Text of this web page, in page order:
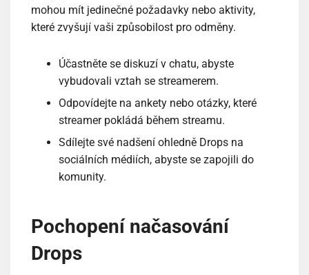
mohou mít jedinečné požadavky nebo aktivity,
které zvyšují vaši způsobilost pro odměny.
Účastněte se diskuzí v chatu, abyste
vybudovali vztah se streamerem.
Odpovídejte na ankety nebo otázky, které
streamer pokládá během streamu.
Sdílejte své nadšení ohledně Drops na
sociálních médiích, abyste se zapojili do
komunity.
Pochopení načasování
Drops